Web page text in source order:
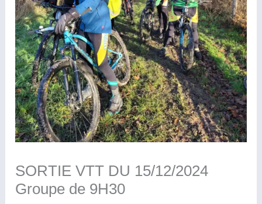
SORTIE VTT DU 15/12/2024
Groupe de 9H30